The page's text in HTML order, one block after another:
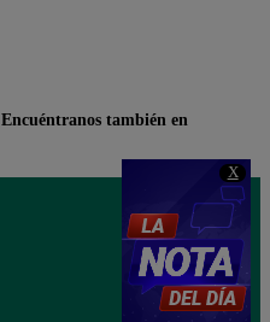
X
Encuéntranos también en